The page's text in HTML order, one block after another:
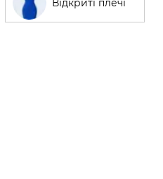
Відкриті плечі